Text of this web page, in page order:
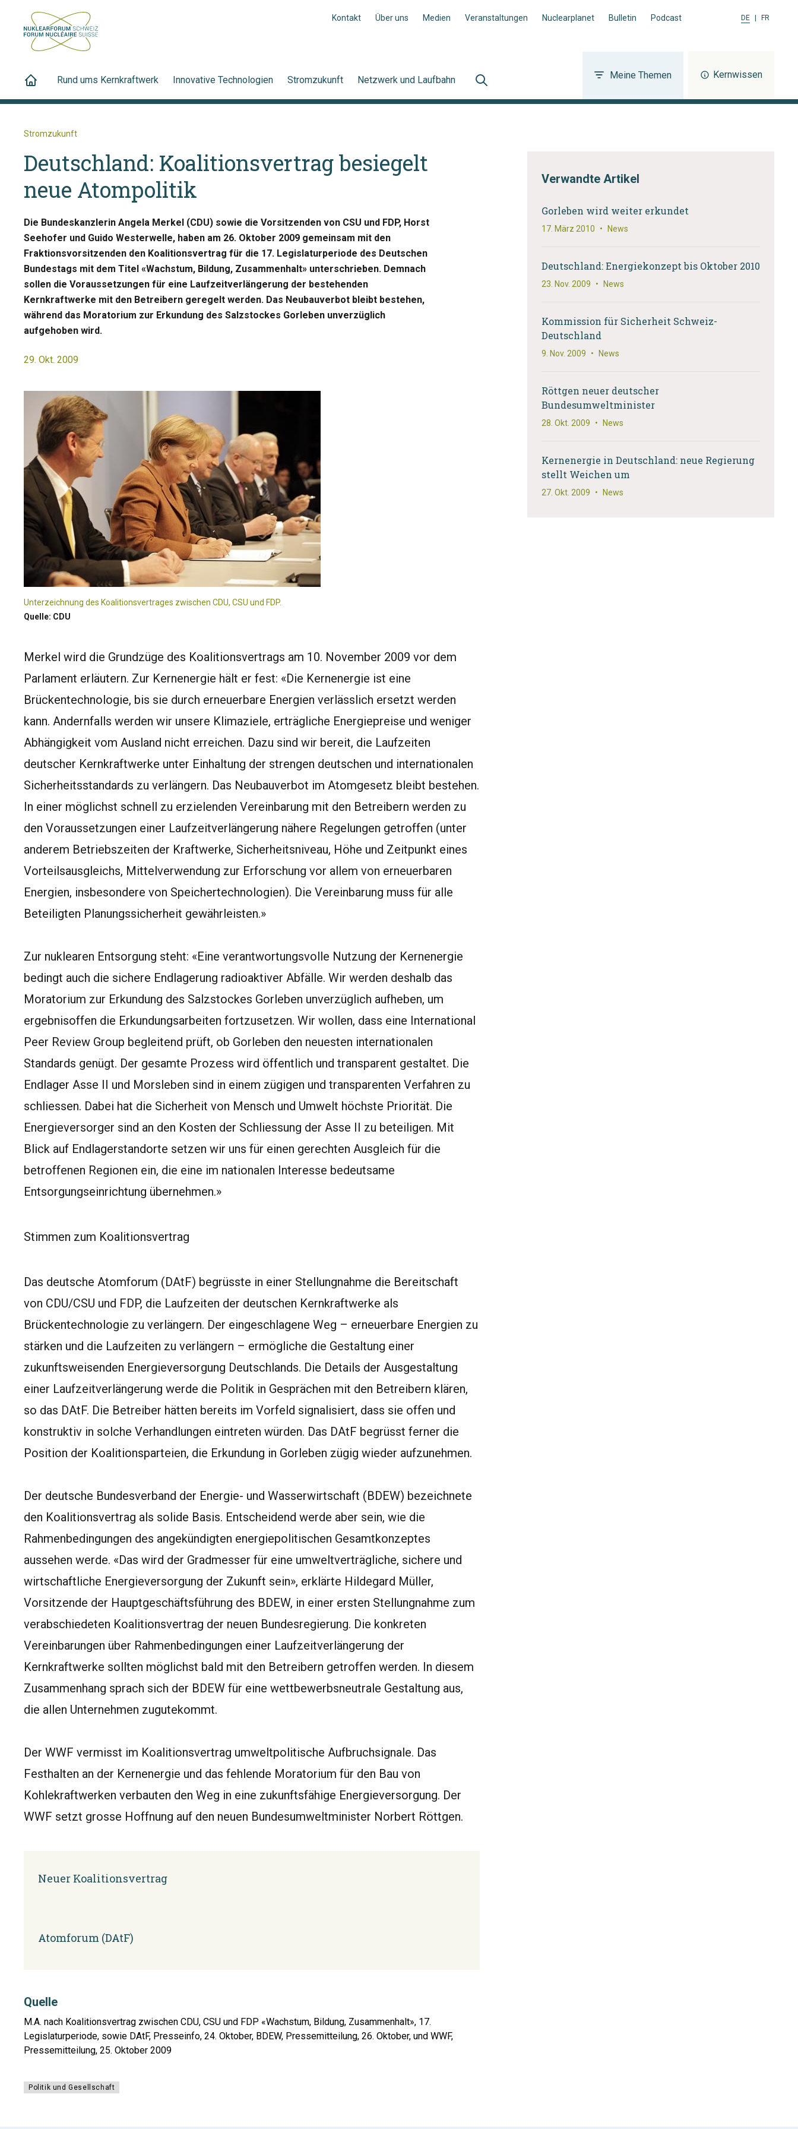
Kontakt Über uns Medien Veranstaltungen Nuclearplanet Bulletin Podcast DE FR
Rund ums Kernkraftwerk Innovative Technologien Stromzukunft Netzwerk und Laufbahn Meine Themen Kernwissen
Stromzukunft
Deutschland: Koalitionsvertrag besiegelt
neue Atompolitik
Die Bundeskanzlerin Angela Merkel (CDU) sowie die Vorsitzenden von CSU und FDP, Horst
Seehofer und Guido Westerwelle, haben am 26. Oktober 2009 gemeinsam mit den
Fraktionsvorsitzenden den Koalitionsvertrag für die 17. Legislaturperiode des Deutschen
Bundestags mit dem Titel «Wachstum, Bildung, Zusammenhalt» unterschrieben. Demnach
sollen die Voraussetzungen für eine Laufzeitverlängerung der bestehenden
Kernkraftwerke mit den Betreibern geregelt werden. Das Neubauverbot bleibt bestehen,
während das Moratorium zur Erkundung des Salzstockes Gorleben unverzüglich
aufgehoben wird.
29. Okt. 2009
Unterzeichnung des Koalitionsvertrages zwischen CDU, CSU und FDP.
Quelle: CDU
Merkel wird die Grundzüge des Koalitionsvertrags am 10. November 2009 vor dem
Parlament erläutern. Zur Kernenergie hält er fest: «Die Kernenergie ist eine
Brückentechnologie, bis sie durch erneuerbare Energien verlässlich ersetzt werden
kann. Andernfalls werden wir unsere Klimaziele, erträgliche Energiepreise und weniger
Abhängigkeit vom Ausland nicht erreichen. Dazu sind wir bereit, die Laufzeiten
deutscher Kernkraftwerke unter Einhaltung der strengen deutschen und internationalen
Sicherheitsstandards zu verlängern. Das Neubauverbot im Atomgesetz bleibt bestehen.
In einer möglichst schnell zu erzielenden Vereinbarung mit den Betreibern werden zu
den Voraussetzungen einer Laufzeitverlängerung nähere Regelungen getroffen (unter
anderem Betriebszeiten der Kraftwerke, Sicherheitsniveau, Höhe und Zeitpunkt eines
Vorteilsausgleichs, Mittelverwendung zur Erforschung vor allem von erneuerbaren
Energien, insbesondere von Speichertechnologien). Die Vereinbarung muss für alle
Beteiligten Planungssicherheit gewährleisten.»
Zur nuklearen Entsorgung steht: «Eine verantwortungsvolle Nutzung der Kernenergie
bedingt auch die sichere Endlagerung radioaktiver Abfälle. Wir werden deshalb das
Moratorium zur Erkundung des Salzstockes Gorleben unverzüglich aufheben, um
ergebnisoffen die Erkundungsarbeiten fortzusetzen. Wir wollen, dass eine International
Peer Review Group begleitend prüft, ob Gorleben den neuesten internationalen
Standards genügt. Der gesamte Prozess wird öffentlich und transparent gestaltet. Die
Endlager Asse II und Morsleben sind in einem zügigen und transparenten Verfahren zu
schliessen. Dabei hat die Sicherheit von Mensch und Umwelt höchste Priorität. Die
Energieversorger sind an den Kosten der Schliessung der Asse II zu beteiligen. Mit
Blick auf Endlagerstandorte setzen wir uns für einen gerechten Ausgleich für die
betroffenen Regionen ein, die eine im nationalen Interesse bedeutsame
Entsorgungseinrichtung übernehmen.»
Stimmen zum Koalitionsvertrag
Das deutsche Atomforum (DAtF) begrüsste in einer Stellungnahme die Bereitschaft
von CDU/CSU und FDP, die Laufzeiten der deutschen Kernkraftwerke als
Brückentechnologie zu verlängern. Der eingeschlagene Weg – erneuerbare Energien zu
stärken und die Laufzeiten zu verlängern – ermögliche die Gestaltung einer
zukunftsweisenden Energieversorgung Deutschlands. Die Details der Ausgestaltung
einer Laufzeitverlängerung werde die Politik in Gesprächen mit den Betreibern klären,
so das DAtF. Die Betreiber hätten bereits im Vorfeld signalisiert, dass sie offen und
konstruktiv in solche Verhandlungen eintreten würden. Das DAtF begrüsst ferner die
Position der Koalitionsparteien, die Erkundung in Gorleben zügig wieder aufzunehmen.
Der deutsche Bundesverband der Energie- und Wasserwirtschaft (BDEW) bezeichnete
den Koalitionsvertrag als solide Basis. Entscheidend werde aber sein, wie die
Rahmenbedingungen des angekündigten energiepolitischen Gesamtkonzeptes
aussehen werde. «Das wird der Gradmesser für eine umweltverträgliche, sichere und
wirtschaftliche Energieversorgung der Zukunft sein», erklärte Hildegard Müller,
Vorsitzende der Hauptgeschäftsführung des BDEW, in einer ersten Stellungnahme zum
verabschiedeten Koalitionsvertrag der neuen Bundesregierung. Die konkreten
Vereinbarungen über Rahmenbedingungen einer Laufzeitverlängerung der
Kernkraftwerke sollten möglichst bald mit den Betreibern getroffen werden. In diesem
Zusammenhang sprach sich der BDEW für eine wettbewerbsneutrale Gestaltung aus,
die allen Unternehmen zugutekommt.
Der WWF vermisst im Koalitionsvertrag umweltpolitische Aufbruchsignale. Das
Festhalten an der Kernenergie und das fehlende Moratorium für den Bau von
Kohlekraftwerken verbauten den Weg in eine zukunftsfähige Energieversorgung. Der
WWF setzt grosse Hoffnung auf den neuen Bundesumweltminister Norbert Röttgen.
Neuer Koalitionsvertrag
Atomforum (DAtF)
Quelle
M.A. nach Koalitionsvertrag zwischen CDU, CSU und FDP «Wachstum, Bildung, Zusammenhalt», 17.
Legislaturperiode, sowie DAtF, Presseinfo, 24. Oktober, BDEW, Pressemitteilung, 26. Oktober, und WWF,
Pressemitteilung, 25. Oktober 2009
Politik und Gesellschaft
Verwandte Artikel
Gorleben wird weiter erkundet
17. März 2010 • News
Deutschland: Energiekonzept bis Oktober 2010
23. Nov. 2009 • News
Kommission für Sicherheit Schweiz-
Deutschland
9. Nov. 2009 • News
Röttgen neuer deutscher
Bundesumweltminister
28. Okt. 2009 • News
Kernenergie in Deutschland: neue Regierung
stellt Weichen um
27. Okt. 2009 • News